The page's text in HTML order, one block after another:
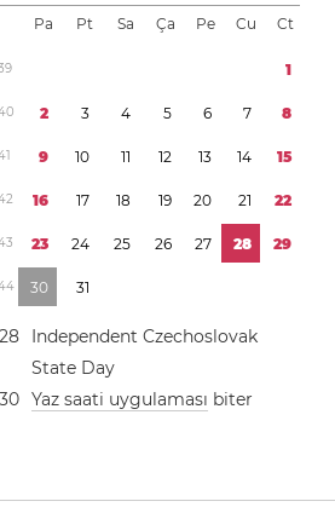
Pa Pt Sa Ça Pe Cu Ct
9 1
0 2 3 4 5 6 7 8
1 9 10 11 12 13 14 15
2 16 17 18 19 20 21 22
3 23 24 25 26 27 28 29
4 30 31
28
Independent Czechoslovak
State Day
30 Yaz saati uygulaması biter